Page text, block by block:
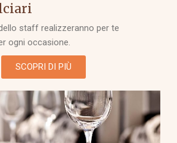
staff realizzeranno per te
ogni occasione.
SCOPRI DI PIÙ